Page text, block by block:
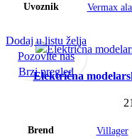
Uvoznik Vermax
Električna
Brend Villager
Dodaj u listu želja
Pozovite nas
Brzi pregled